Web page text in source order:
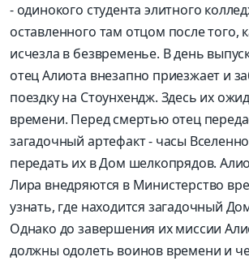
- одинокого студента элитного
оставленного там отцом после того,
исчезла в безвременье. В день
отец Алиота внезапно приезжает и
поездку на Стоунхендж. Здесь их
времени. Перед смертью отец
загадочный артефакт - часы
передать их в Дом шелкопрядов.
Лира внедряются в Министерство
узнать, где находится загадочный
Однако до завершения их миссии
должны одолеть воинов времени и